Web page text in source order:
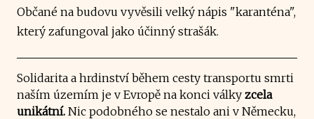
Občané na budovu vyvěsili velký nápis "karanténa",
který zafungoval jako účinný strašák.
Solidarita a hrdinství během cesty transportu smrti
naším územím je v Evropě na konci války zcela
unikátní. Nic podobného se nestalo ani v Německu,